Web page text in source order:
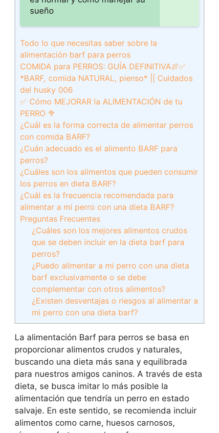
sueño
Todo lo que necesitas saber sobre la
alimentación barf para perros
COMIDA para PERROS: GUÍA DEFINITIVA🍖✅
*BARF, comida NATURAL, pienso* || Cuidados
del husky 006
✅ Cómo MEJORAR la ALIMENTACIÓN de tu
PERRO 🥦
¿Cuál es la forma correcta de alimentar perros
con comida BARF?
¿Cuán adecuado es el alimento BARF para
perros?
¿Cuáles son los alimentos que pueden consumir
los perros en dieta BARF?
¿Cuál es la frecuencia recomendada para
alimentar a mi perro con una dieta BARF?
Preguntas Frecuentes
¿Cuáles son los mejores alimentos crudos
que se deben incluir en la dieta barf para
perros?
¿Puedo alimentar a mi perro con una dieta
barf exclusivamente o se debe
complementar con otros alimentos?
¿Existen desventajas o riesgos al alimentar a
mi perro con una dieta barf?
La alimentación Barf para perros se basa en
proporcionar alimentos crudos y naturales,
buscando una dieta más sana y equilibrada
para nuestros amigos caninos. A través de esta
dieta, se busca imitar lo más posible la
alimentación que tendría un perro en estado
salvaje. En este sentido, se recomienda incluir
alimentos como carne, huesos carnosos,